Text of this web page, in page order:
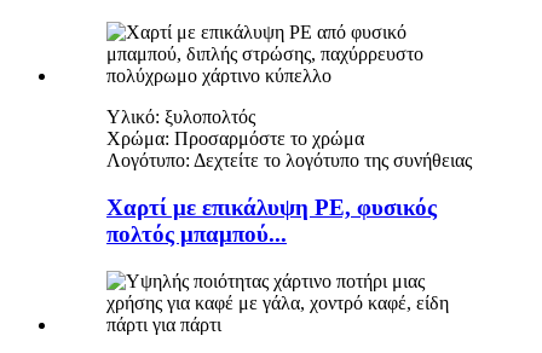
Υλικό: ξυλοπολτός
Χρώμα: Προσαρμόστε το χρώμα
Λογότυπο: Δεχτείτε το λογότυπο της συνήθειας
Χαρτί με επικάλυψη PE, φυσικός
πολτός μπαμπού...